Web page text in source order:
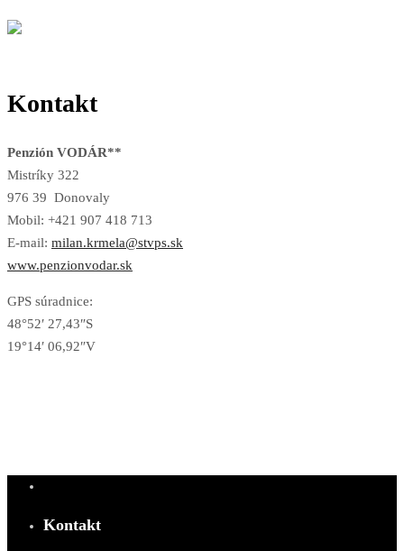
Kontakt
Penzión VODÁR**
Mistríky 322
976 39 Donovaly
Mobil: +421 907 418 713
E-mail: milan.krmela@stvps.sk
www.penzionvodar.sk
GPS súradnice:
48°52′ 27,43″S
19°14′ 06,92″V
Kontakt